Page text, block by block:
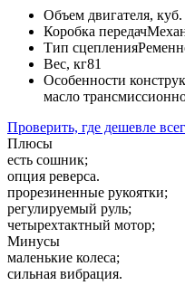
Объем двигателя,
Коробка передач
Тип сцепления
Вес, кг81
Особенности
масло
Проверить, где дешевле
Плюсы
есть сошник;
опция реверса.
прорезиненные рукоятки;
регулируемый руль;
четырехтактный мотор;
Минусы
маленькие колеса;
сильная вибрация.